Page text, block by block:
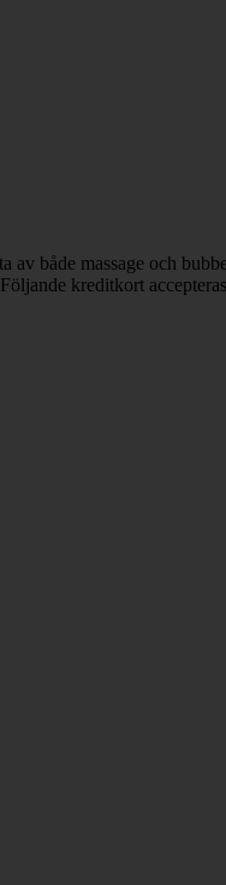
både massage och
kreditkort